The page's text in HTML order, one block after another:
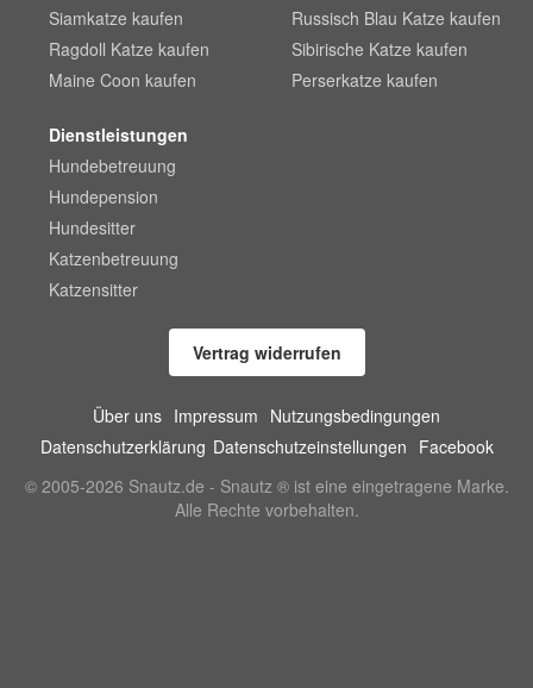
Siamkatze kaufen
Ragdoll Katze kaufen
Maine Coon kaufen
Russisch Blau Katze kaufen
Sibirische Katze kaufen
Perserkatze kaufen
Dienstleistungen
Hundebetreuung
Hundepension
Hundesitter
Katzenbetreuung
Katzensitter
Vertrag widerrufen
Über uns Impressum Nutzungsbedingungen
Datenschutzerklärung Datenschutzeinstellungen Facebook
© 2005-2026 Snautz.de - Snautz ® ist eine eingetragene Marke.
Alle Rechte vorbehalten.